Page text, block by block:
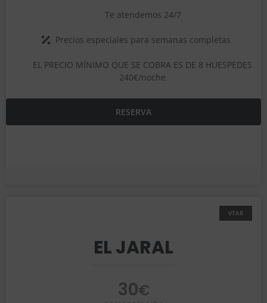
Te atendemos 24/7
Precios especiales para semanas completas
EL PRECIO MÍNIMO QUE SE COBRA ES DE 8 HUESPEDES
240€/noche
RESERVA
EL JARAL
30€